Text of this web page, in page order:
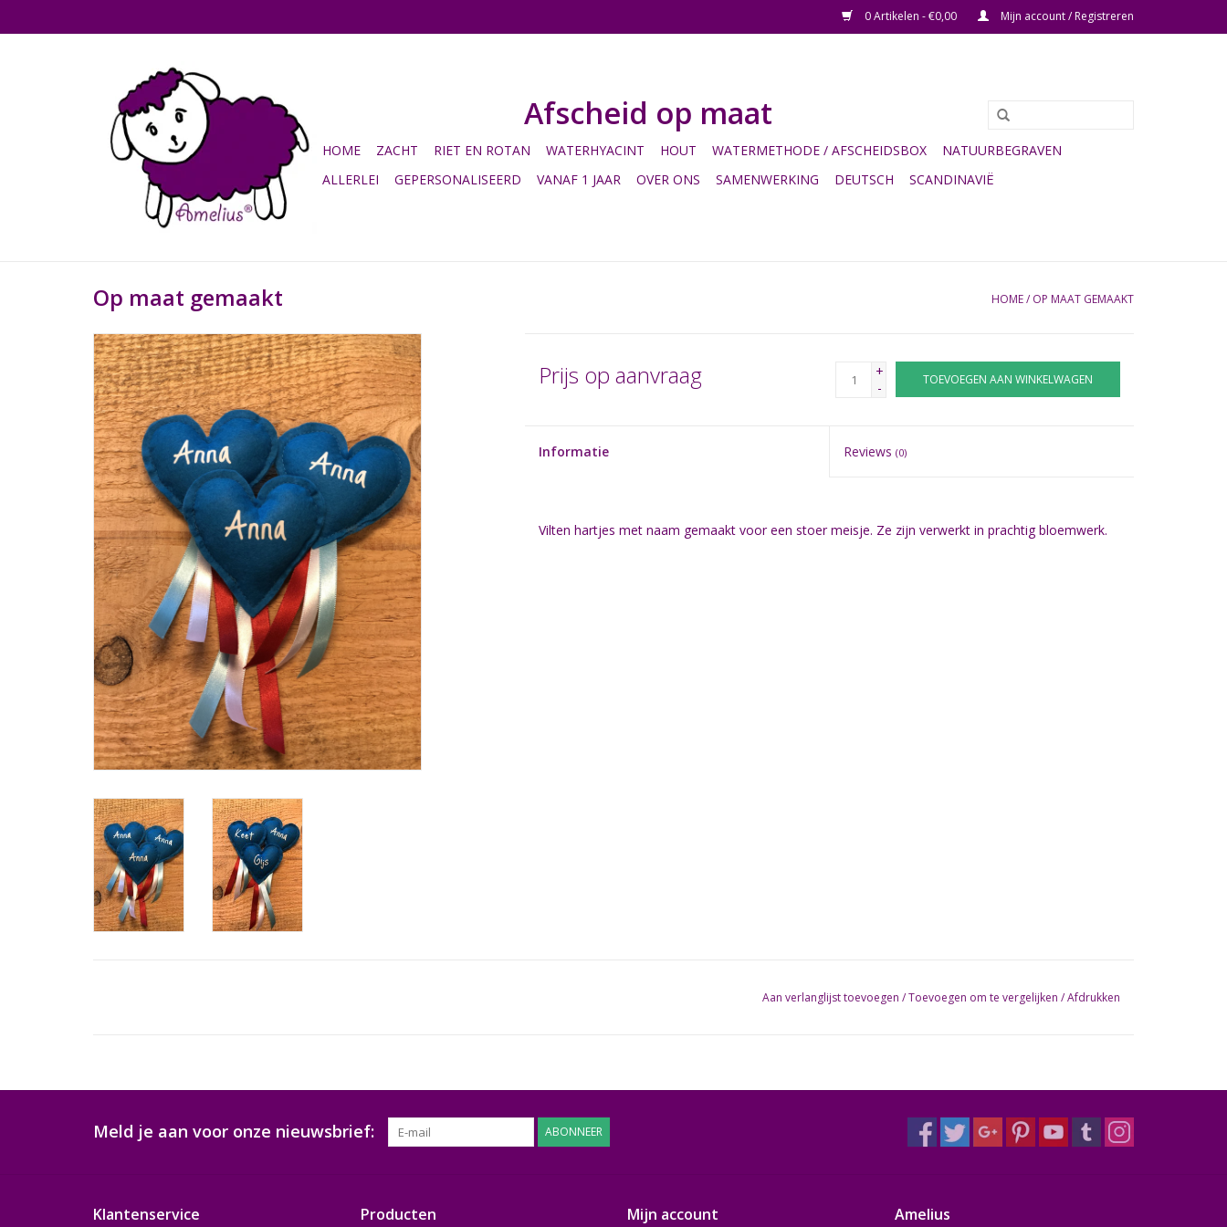
0 Artikelen - €0,00 Mijn account / Registreren
Afscheid op maat
HOME ZACHT RIET EN ROTAN WATERHYACINT HOUT WATERMETHODE / AFSCHEIDSBOX
NATUURBEGRAVEN
ALLERLEI
GEPERSONALISEERD VANAF 1 JAAR OVER ONS SAMENWERKING DEUTSCH SCANDINAVIË
Op maat gemaakt HOME/ OP MAAT GEMAAKT
Prijs op aanvraag
+
-
TOEVOEGEN AAN WINKELWAGEN
Informatie Reviews(0)
Vilten hartjes met naam gemaakt voor een stoer meisje. Ze zijn verwerkt in prachtig bloemwerk.
Aan verlanglijst toevoegen /Toevoegen om te vergelijken /Afdrukken
Meld je aan voor onze nieuwsbrief: ABONNEER
Klantenservice Producten Mijn account Amelius